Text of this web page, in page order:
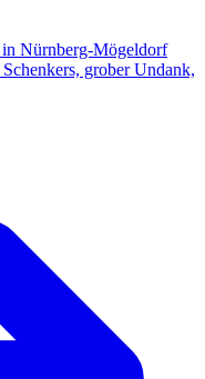
in Nürnberg-Mögeldorf
grober Undank,